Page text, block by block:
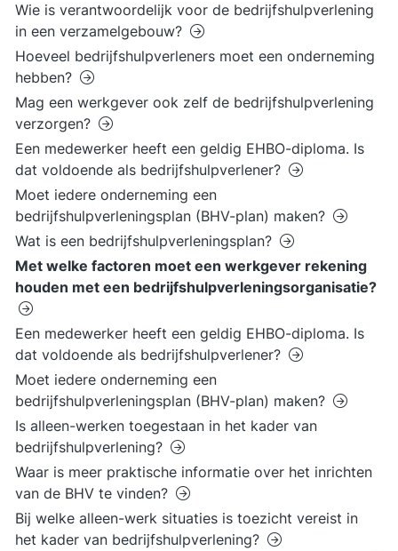
Wie is verantwoordelijk voor de bedrijfshulpverlening
in een verzamelgebouw?
Hoeveel bedrijfshulpverleners moet een onderneming
hebben?
Mag een werkgever ook zelf de bedrijfshulpverlening
verzorgen?
Een medewerker heeft een geldig EHBO-diploma. Is
dat voldoende als bedrijfshulpverlener?
Moet iedere onderneming een
bedrijfshulpverleningsplan (BHV-plan) maken?
Wat is een bedrijfshulpverleningsplan?
Met welke factoren moet een werkgever rekening
houden met een bedrijfshulpverleningsorganisatie?
Een medewerker heeft een geldig EHBO-diploma. Is
dat voldoende als bedrijfshulpverlener?
Moet iedere onderneming een
bedrijfshulpverleningsplan (BHV-plan) maken?
Is alleen-werken toegestaan in het kader van
bedrijfshulpverlening?
Waar is meer praktische informatie over het inrichten
van de BHV te vinden?
Bij welke alleen-werk situaties is toezicht vereist in
het kader van bedrijfshulpverlening?